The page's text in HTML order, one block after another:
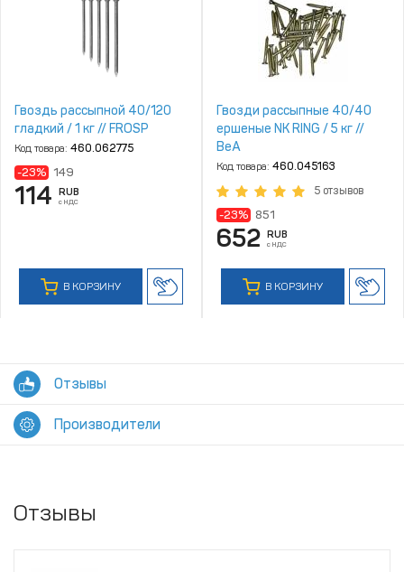
Гвоздь рассыпной 40/120
гладкий / 1 кг // FROSP
Код товара: 460.062775
-23% 149
114 RUB
с НДС
В КОРЗИНУ
Гвозди рассыпные 40/40
ершеные NK RING / 5 кг //
BeA
Код товара: 460.045163
5 отзывов
-23% 851
652 RUB
с НДС
В КОРЗИНУ
Отзывы
Производители
Отзывы